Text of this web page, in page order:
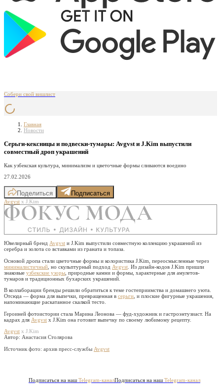
Собери свой вишлист
Главная
Новости
Серьги-кексницы и подвески-тумары: Avgvst и J.Kim выпустили
совместный дроп украшений
Как узбекская культура, минимализм и цветочные формы сливаются воедино
27.02.2026
Поделиться Подписаться
Avgvst х J.Kim
Ювелирный бренд Avgvst и J.Kim выпустили совместную коллекцию украшений из
серебра и золота со вставками из граната и топаза.
Основой дропа стали цветочные формы и колористика J.Kim, переосмысленные через
минималистичный , но скульптурный подход Avgvst . Из дизайн-кодов J.Kim пришли
знаковые узбекские узоры , природные камни и формы, характерные для амулетов-
тумаров и традиционных бухарских украшений.
В коллаборации бренды решили обратиться к теме гостеприимства и домашнего уюта.
Отсюда — форма для выпечки, превращенная в серьги , и плоские фигурные украшения,
напоминающие раскатанное скалкой тесто.
Героиней фотоистории стала Марина Леонова — фуд-художник и гастроэнтузиаст. На
кадрах для Avgvst x J.Kim она готовит выпечку по своему любимому рецепту.
Avgvst х J.Kim
Автор: Анастасия Столярова
Источник фото: архив пресс-службы Avgvst
Подписаться на наш Telegram-каналПодписаться на наш Telegram-канал